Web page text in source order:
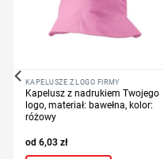
KAPELUSZE Z LOGO FIRMY
Kapelusz z nadrukiem Twojego
logo, materiał: bawełna, kolor:
różowy
6,03 zł